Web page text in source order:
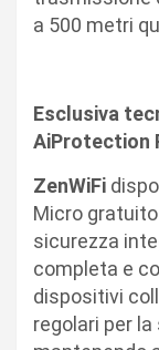
a 500 metri
Esclusiva
AiProtection
ZenWiFi
Micro
sicurezza
completa e
dispositivi
regolari per